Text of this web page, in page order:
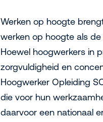
Werken op hoogte
werken op hoogte als
Hoewel hoogwerkers in
zorgvuldigheid en
Hoogwerker Opleiding
die voor hun
daarvoor een nationaal